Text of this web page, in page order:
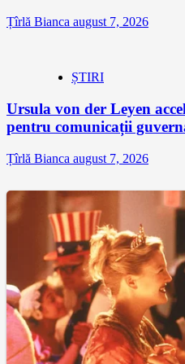
Țîrlă Bianca august 7, 2026
ȘTIRI
Ursula von der Leyen
pentru comunicații
Țîrlă Bianca august 7, 2026